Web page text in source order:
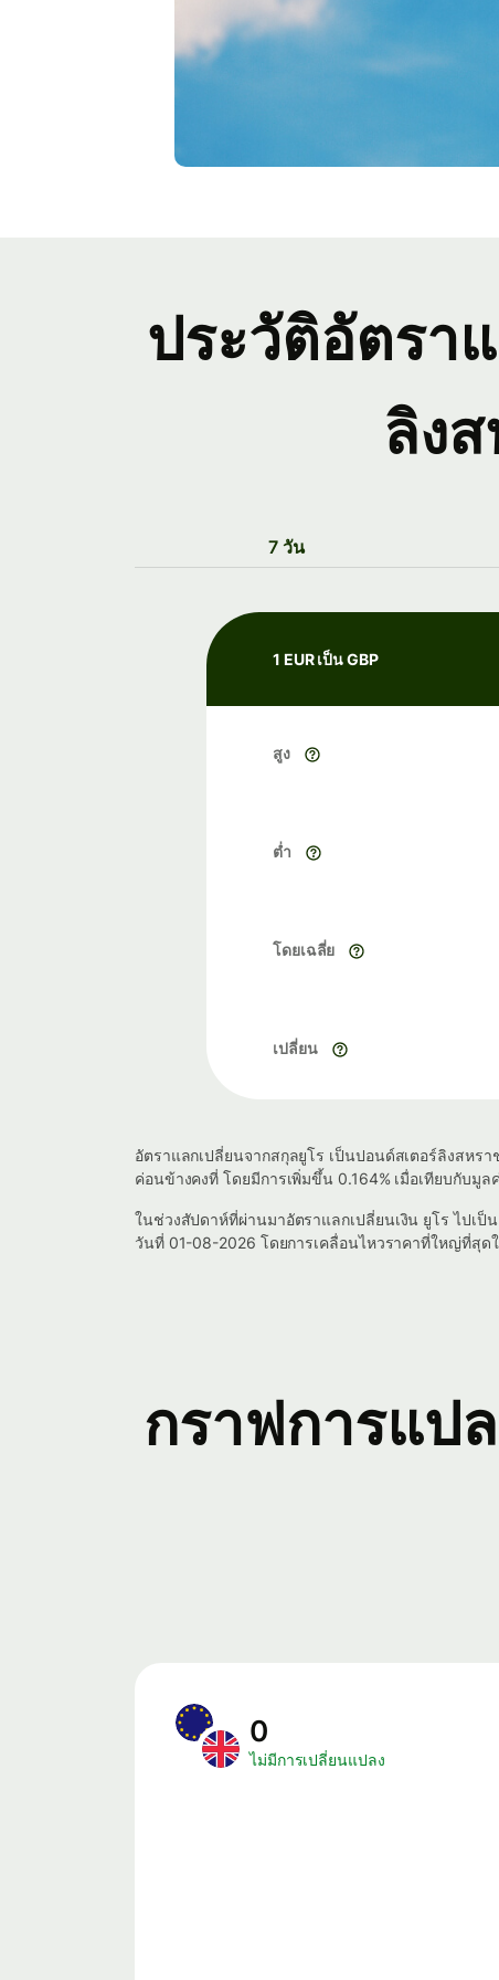
ประวัติอัตรา
ลิง
7 วัน
1 EUR เป็น GBP
สูง
ต่ำ
โดยเฉลี่ย
เปลี่ยน
อัตราแลกเปลี่ยนจากสกุลยูโร เป็นปอนด์สเตอร์ลิงสหร
ค่อนข้างคงที่ โดยมีการเพิ่มขึ้น 0.164% เมื่อเทียบกับมูล
ในช่วงสัปดาห์ที่ผ่านมาอัตราแลกเปลี่ยนเงิน ยูโร ไปเ
วันที่ 01-08-2026 โดยการเคลื่อนไหวราคาที่ใหญ่ที่สุ
กราฟการแป
0
ไม่มีการเปลี่ยนแปลง